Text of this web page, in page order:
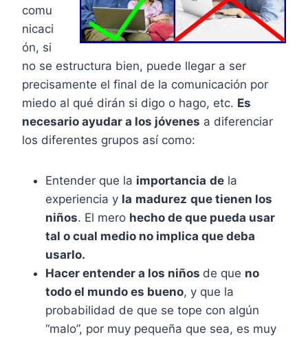
comu
nicaci
ón, si
no se estructura bien, puede llegar a ser
precisamente el final de la comunicación por
miedo al qué dirán si digo o hago, etc. Es
necesario ayudar a los jóvenes a diferenciar
los diferentes grupos así como:
Entender que la importancia de la
experiencia y la madurez que tienen los
niños. El mero hecho de que pueda usar
tal o cual medio no implica que deba
usarlo.
Hacer entender a los niños de que no
todo el mundo es bueno, y que la
probabilidad de que se tope con algún
“malo”, por muy pequeña que sea, es muy